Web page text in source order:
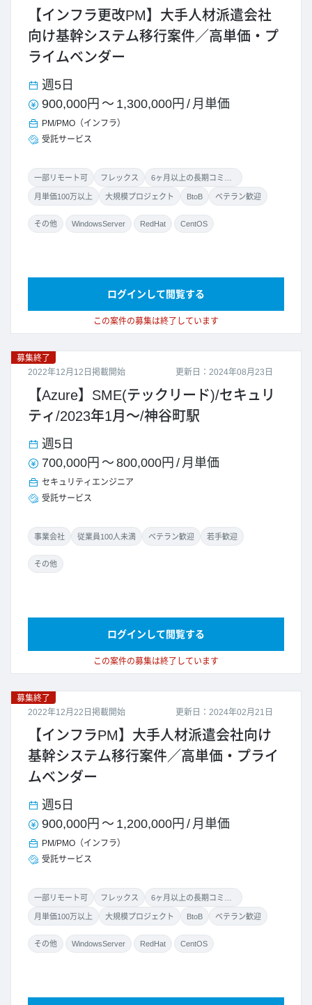
【インフラ更改PM】大手人材派遣会社
向け基幹システム移行案件／高単価・プ
ライムベンダー
週5日
900,000円 ～ 1,300,000円 / 月単価
PM/PMO（インフラ）
受託サービス
一部リモート可 フレックス
月単価100万以上 大規模プロジェクト BtoB ベテラン歓迎
その他 WindowsServer RedHat CentOS
この案件の募集は終了しています
ログインして閲覧する
更新日：2024年08月23日
募集終了
2022年12月12日掲載開始
【Azure】SME(テックリード)/セキュリ
ティ/2023年1月～/神谷町駅
週5日
700,000円 ～ 800,000円 / 月単価
セキュリティエンジニア
受託サービス
事業会社 従業員100人未満 ベテラン歓迎 若手歓迎
その他
この案件の募集は終了しています
ログインして閲覧する
更新日：2024年02月21日
募集終了
2022年12月22日掲載開始
【インフラPM】大手人材派遣会社向け
基幹システム移行案件／高単価・プライ
ムベンダー
週5日
900,000円 ～ 1,200,000円 / 月単価
PM/PMO（インフラ）
受託サービス
一部リモート可 フレックス
月単価100万以上 大規模プロジェクト BtoB ベテラン歓迎
その他 WindowsServer RedHat CentOS